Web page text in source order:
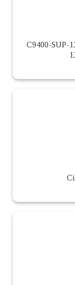
C9400-SUP-